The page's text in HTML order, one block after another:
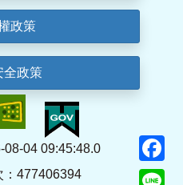
政策
全政策
04 09:45:48.0
：477406394